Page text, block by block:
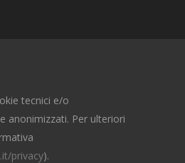
tecnici e/o
anonimizzati. Per ulteriori
privacy).